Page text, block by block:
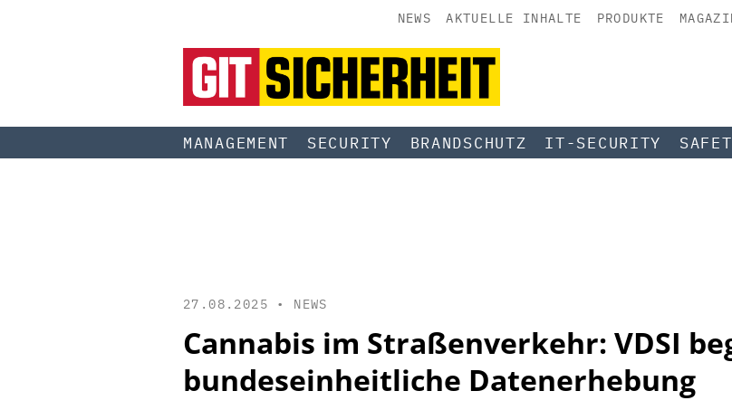
NEWS AKTUELLE INHALTE PRODUKTE
MANAGEMENT SECURITY BRANDSCHUTZ IT-SECURITY
27.08.2025 • NEWS
Cannabis im Straßenverkehr: VDSI
bundeseinheitliche Datenerhebung